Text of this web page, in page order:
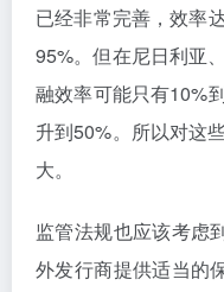
已经非常完善，效率
95%。但在尼日利亚
融效率可能只有10%
升到50%。所以对这
大。
监管法规也应该考虑
外发行商提供适当的